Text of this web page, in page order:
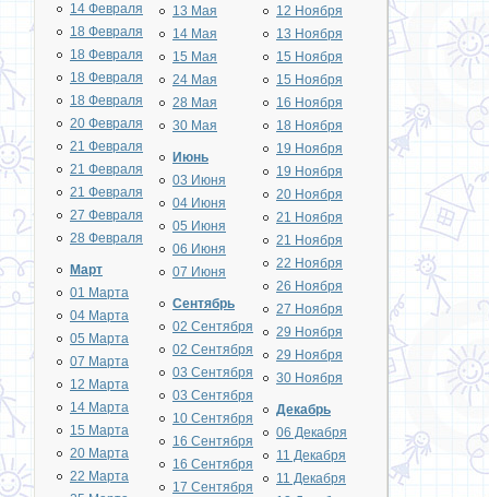
14 Февраля
18 Февраля
18 Февраля
18 Февраля
18 Февраля
20 Февраля
21 Февраля
21 Февраля
21 Февраля
27 Февраля
28 Февраля
Март
01 Марта
04 Марта
05 Марта
07 Марта
12 Марта
14 Марта
15 Марта
20 Марта
22 Марта
13 Мая
14 Мая
15 Мая
24 Мая
28 Мая
30 Мая
Июнь
03 Июня
04 Июня
05 Июня
06 Июня
07 Июня
Сентябрь
02 Сентября
02 Сентября
03 Сентября
03 Сентября
10 Сентября
16 Сентября
16 Сентября
17 Сентября
12 Ноября
13 Ноября
15 Ноября
15 Ноября
16 Ноября
18 Ноября
19 Ноября
19 Ноября
20 Ноября
21 Ноября
21 Ноября
22 Ноября
26 Ноября
27 Ноября
29 Ноября
29 Ноября
30 Ноября
Декабрь
06 Декабря
11 Декабря
11 Декабря